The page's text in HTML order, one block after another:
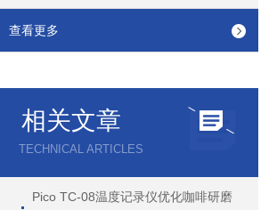
查看更多
相关文章
TECHNICAL ARTICLES
Pico TC-08温度记录仪优化咖啡研磨